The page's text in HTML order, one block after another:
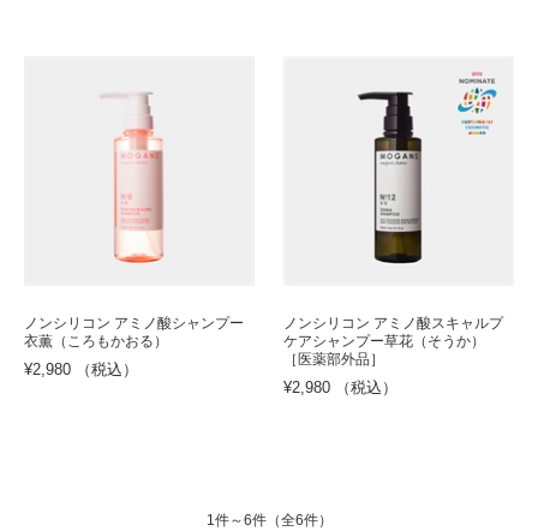
ノンシリコン アミノ酸シャンプー
衣薫（ころもかおる）
¥2,980 （税込）
ノンシリコン アミノ酸スキャルプ
ケアシャンプー草花（そうか）
［医薬部外品］
¥2,980 （税込）
1件～6件（全6件）